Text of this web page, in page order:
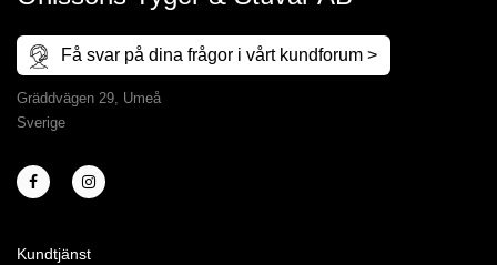
Få svar på dina frågor i vårt kundforum >
Gräddvägen 29, Umeå
Sverige
Kundtjänst